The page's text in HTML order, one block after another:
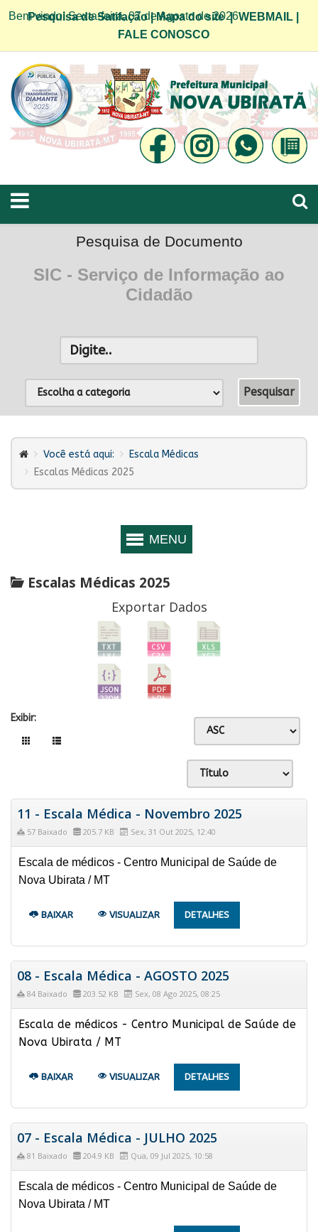
Bem vindo! Sexta-feira, 07 de Agosto de 2026
Pesquisa de Satifação|Mapa do site|WEBMAIL
FALE CONOSCO
Pesquisa de Documento
SIC - Serviço de Informação ao
Cidadão
Você está aqui:
Escala Médicas
Escalas Médicas 2025
Escalas Médicas 2025
Exportar Dados
Exibir:
11 - Escala Médica - Novembro 2025
57 Baixado 205.7 KB Sex, 31 Out 2025, 12:40
Escala de médicos - Centro Municipal de Saúde de
Nova Ubirata / MT
BAIXAR VISUALIZAR DETALHES
08 - Escala Médica - AGOSTO 2025
84 Baixado 203.52 KB Sex, 08 Ago 2025, 08:25
Escala de médicos - Centro Municipal de Saúde de
Nova Ubirata / MT
BAIXAR VISUALIZAR DETALHES
07 - Escala Médica - JULHO 2025
81 Baixado 204.9 KB Qua, 09 Jul 2025, 10:58
Escala de médicos - Centro Municipal de Saúde de
Nova Ubirata / MT